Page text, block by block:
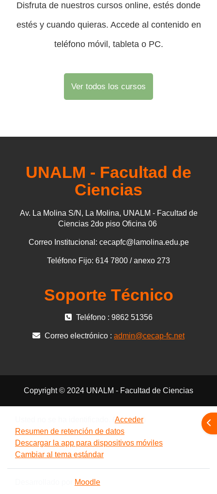
Disfruta de nuestros cursos online, estés donde
estés y cuando quieras. Accede al contenido en
teléfono móvil, tableta o PC.
Ver todos los cursos
UNALM - Facultad de
Ciencias
Av. La Molina S/N, La Molina, UNALM - Facultad de
Ciencias 2do piso Oficina 06
Correo Institucional: cecapfc@lamolina.edu.pe
Teléfono Fijo: 614 7800 / anexo 273
Soporte Técnico
Teléfono : 9862 51356
Correo electrónico : admin@cecap-fc.net
Copyright © 2024 UNALM - Facultad de Ciencias
Acceder
Resumen de retención de datos
Descargar la app para dispositivos móviles
Cambiar al tema estándar
Moodle